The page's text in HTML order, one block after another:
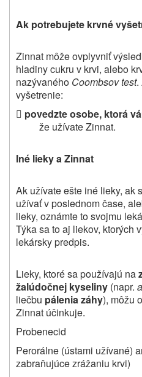
Ak potrebujete krvné
Zinnat môže ovplyvniť
hladiny cukru v krvi, alebo
nazývaného Coombsov test.
vyšetrenie:
 povedzte osobe, ktorá
že užívate Zinnat.
Iné lieky a Zinnat
Ak užívate ešte iné lieky, ak
užívať v poslednom čase,
lieky, oznámte to svojmu
Týka sa to aj liekov, ktorých
lekársky predpis.
Lieky, ktoré sa používajú na
žalúdočnej kyseliny (napr.
liečbu pálenia záhy), môžu
Zinnat účinkuje.
Probenecid
Perorálne (ústami užívané)
zabraňujúce zrážaniu krvi)